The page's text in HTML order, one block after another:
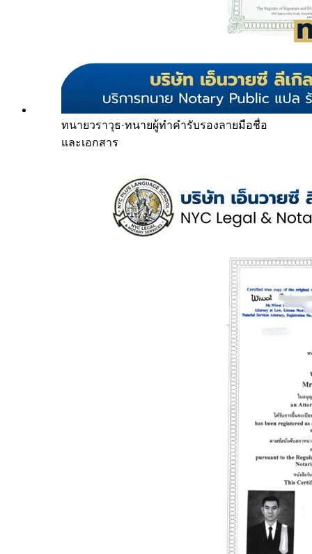
ทนายวราวุธ·ทนายผู้ทำคำรับรองลายมือชื่อ
และเอกสาร